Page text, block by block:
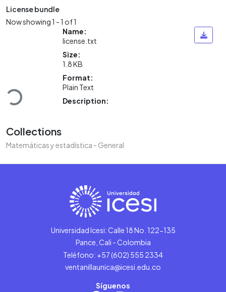
License bundle
Now showing1 - 1 of 1
Loading...
Name:
license.txt
Size:
1.8 KB
Format:
Plain Text
Description:
Collections
Matemáticas y estadística - General
Universidad Icesi: Calle 18 No. 122-135
Pance, Cali - Colombia
Teléfono: +57 (602) 555 2334
ventanillaunica@icesi.edu.co
Síguenos